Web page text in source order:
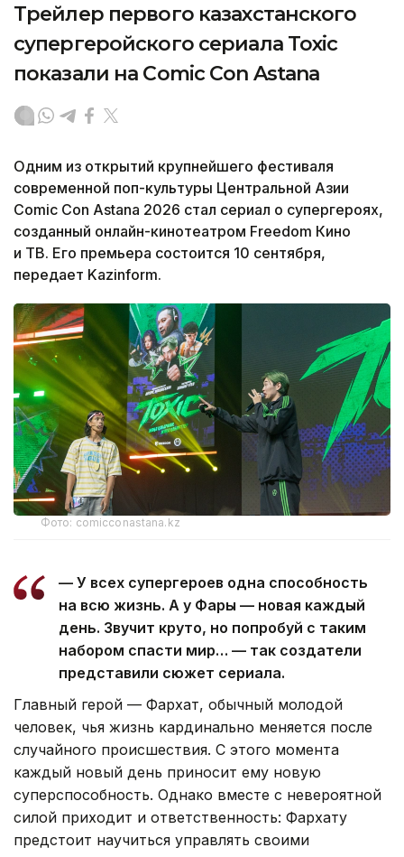
Трейлер первого казахстанского
супергеройского сериала Toxic
показали на Comic Con Astana
Одним из открытий крупнейшего фестиваля
современной поп-культуры Центральной Азии
Comic Con Astana 2026 стал сериал о супергероях,
созданный онлайн-кинотеатром Freedom Кино
и ТВ. Его премьера состоится 10 сентября,
передает Kazinform.
Фото: comicconastana.kz
— У всех супергероев одна способность
на всю жизнь. А у Фары — новая каждый
день. Звучит круто, но попробуй с таким
набором спасти мир… — так создатели
представили сюжет сериала.
Главный герой — Фархат, обычный молодой
человек, чья жизнь кардинально меняется после
случайного происшествия. С этого момента
каждый новый день приносит ему новую
суперспособность. Однако вместе с невероятной
силой приходит и ответственность: Фархату
предстоит научиться управлять своими